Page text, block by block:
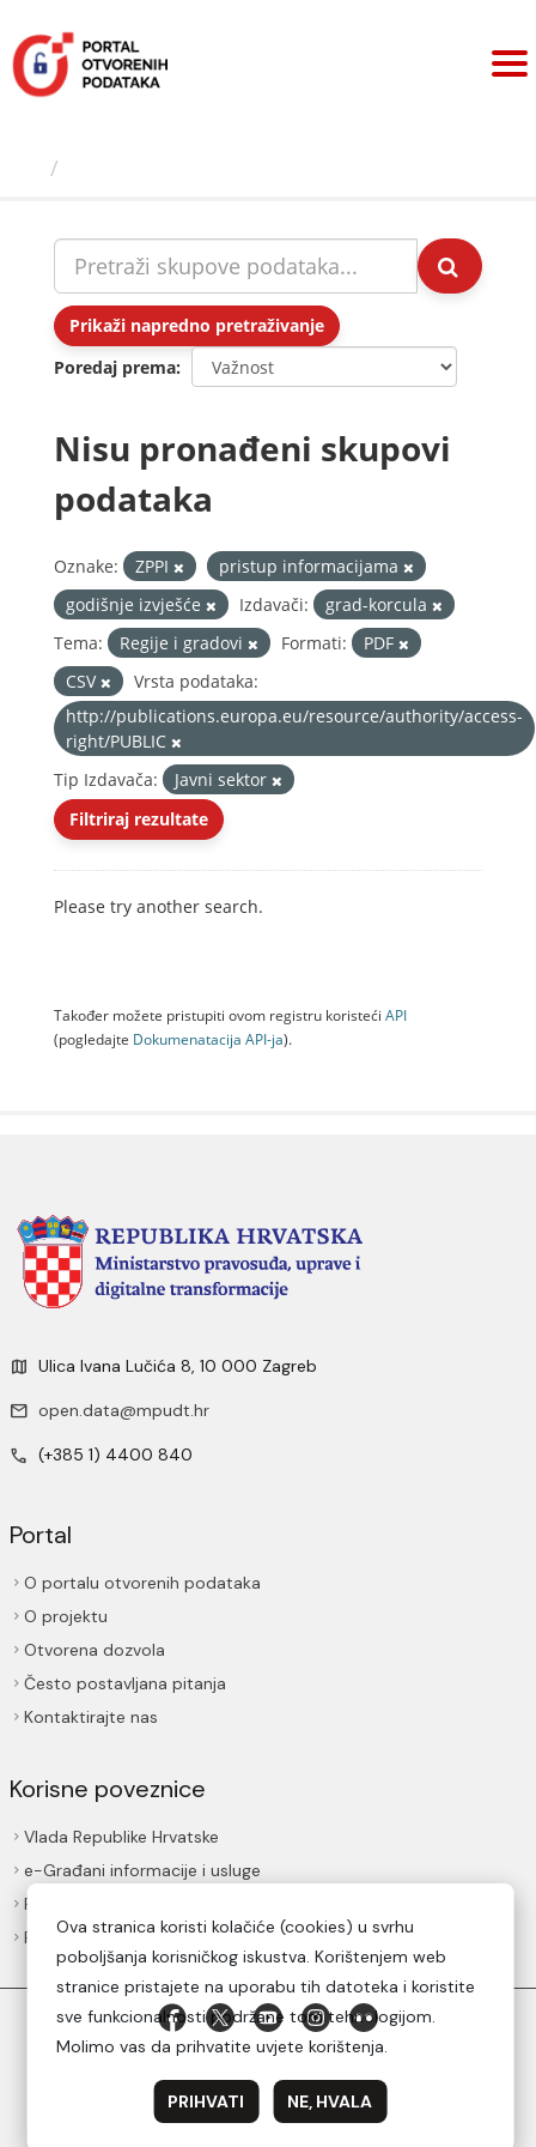
sadržaj
Prikaži napredno pretraživanje
Poredaj prema
Nisu pronađeni skupovi
podataka
Oznake: ZPPI
pristup informacijama
godišnje izvješće
Izdavači:
grad-korcula
Tema:
Regije i gradovi Formati:
PDF
CSV
Vrsta podataka:
http://publications.europa.eu/resource/authority/access-
right/PUBLIC
Tip Izdavača:
Javni sektor
Filtriraj rezultate
Please try another search.
Također možete pristupiti ovom registru koristeći API
(pogledajte Dokumenаtаcijа API-jа).